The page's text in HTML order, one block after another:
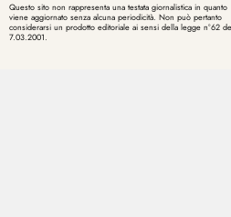
Questo sito non rappresenta una testata giornalistica in quanto
viene aggiornato senza alcuna periodicità. Non può pertanto
considerarsi un prodotto editoriale ai sensi della legge n°62
7.03.2001.